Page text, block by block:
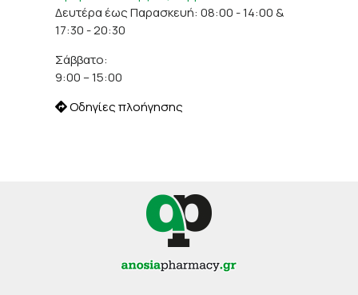
Δευτέρα έως Παρασκευή: 08:00 - 14:00 &
17:30 - 20:30
Σάββατο:
9:00 – 15:00
Οδηγίες πλοήγησης